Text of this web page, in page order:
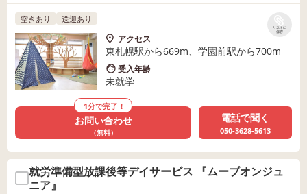
リストに
保存
空きあり 送迎あり
アクセス
東札幌駅から669m、学園前駅から700m
受入年齢
未就学
1分で完了！
お問い合わせ
（無料）
電話で聞く
050-3628-5613
就労準備型放課後等デイサービス 『ムーブオンジュ
ニア』